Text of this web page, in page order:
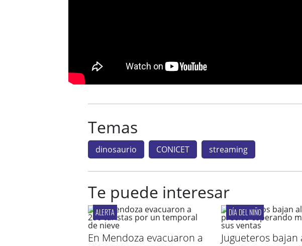
Temas
dinosaurio CONICET streaming
Te puede interesar
ALERTA
En Mendoza evacuaron a
DÍA DEL NIÑO
Jugueteros bajan